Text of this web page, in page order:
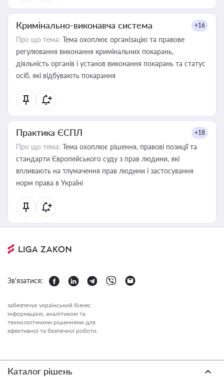
Кримінально-виконавча система +16
Про що тема: Тема охоплює організацію та правове
регулювання виконання кримінальних покарань,
діяльність органів і установ виконання покарань та статус
осіб, які відбувають покарання
Практика ЄСПЛ +18
Про що тема: Тема охоплює рішення, правові позиції та
стандарти Європейського суду з прав людини, які
впливають на тлумачення прав людини і застосування
норм права в Україні
Зв'язатися:
забезпечує український бізнес
інформацією, аналітикою та
технологічними рішеннями для
ефективної та безпечної роботи.
Каталог рішень